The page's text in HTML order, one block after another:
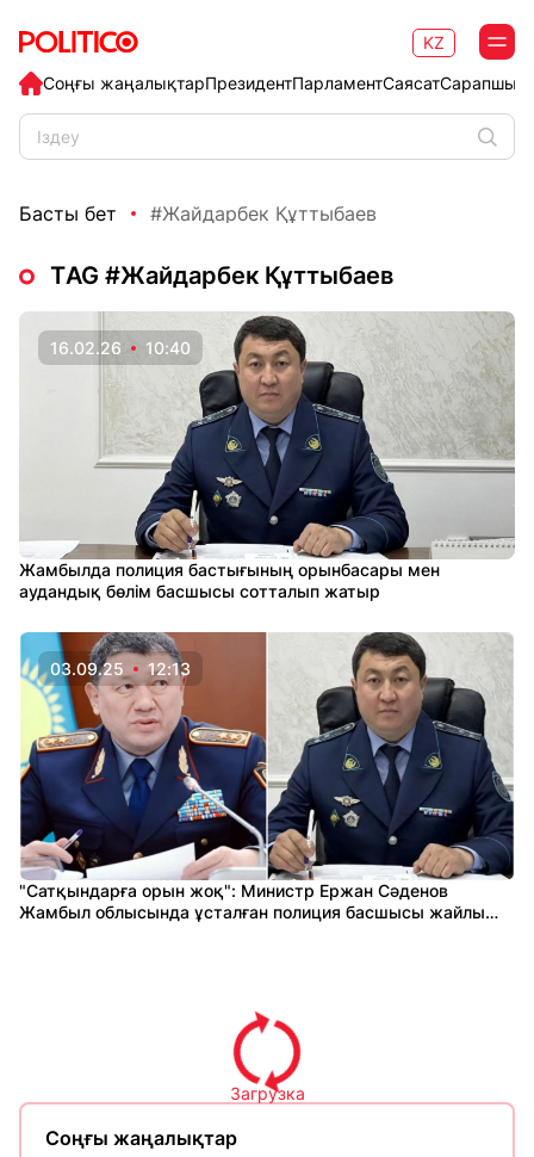
Соңғы жаңалықтарПрезидентПарламентСаясат
KZ
Басты бет #Жайдарбек Құттыбаев
ТAG #Жайдарбек Құттыбаев
16.02.26 10:40
Жамбылда полиция бастығының орынбасары мен
аудандық бөлім басшысы сотталып жатыр
03.09.25 12:13
"Сатқындарға орын жоқ": Министр Ержан Сәденов
Жамбыл облысында ұсталған полиция басшысы жайлы
Загрузка
Соңғы жаңалықтар